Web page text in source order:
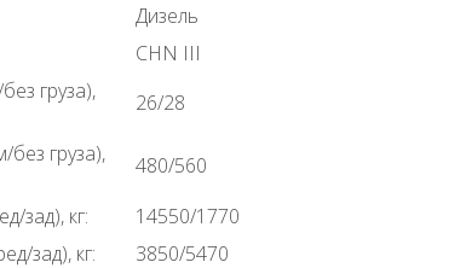
Дизель
CHN III
груза),
26/28
груза),
480/560
зад), кг:
14550/1770
зад), кг:
3850/5470